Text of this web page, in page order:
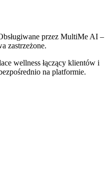
przez MultiMe AI –
zastrzeżone.
wellness łączący klientów i
na platformie.